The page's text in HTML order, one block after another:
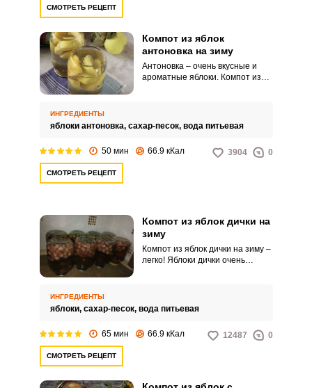
СМОТРЕТЬ РЕЦЕПТ
Компот из яблок
антоновка на зиму
Антоновка – очень вкусные и
ароматные яблоки. Компот из
насыщенный.
ИНГРЕДИЕНТЫ
яблоки антоновка, сахар-песок, вода питьевая
50 мин 66.9 кКал 3904 0
СМОТРЕТЬ РЕЦЕПТ
Компот из яблок дички на
зиму
Компот из яблок дички на зиму –
легко! Яблоки дички очень
яблочки сохраняют красивый и
аппетитный внешний вид.
ИНГРЕДИЕНТЫ
яблоки, сахар-песок, вода питьевая
65 мин 66.9 кКал 12487 0
СМОТРЕТЬ РЕЦЕПТ